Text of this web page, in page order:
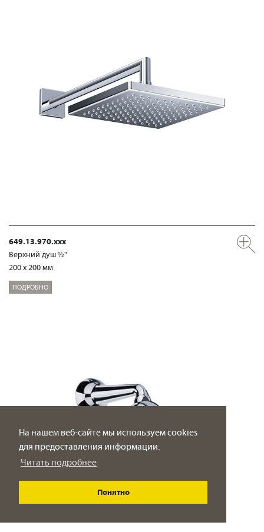
На нашем веб-сайте мы используем cookies
для предоставления информации.
Читать подробнее
Понятно
649.13.970.xxx
Верхний душ ½"
200 x 200 мм
ПОДРОБНО